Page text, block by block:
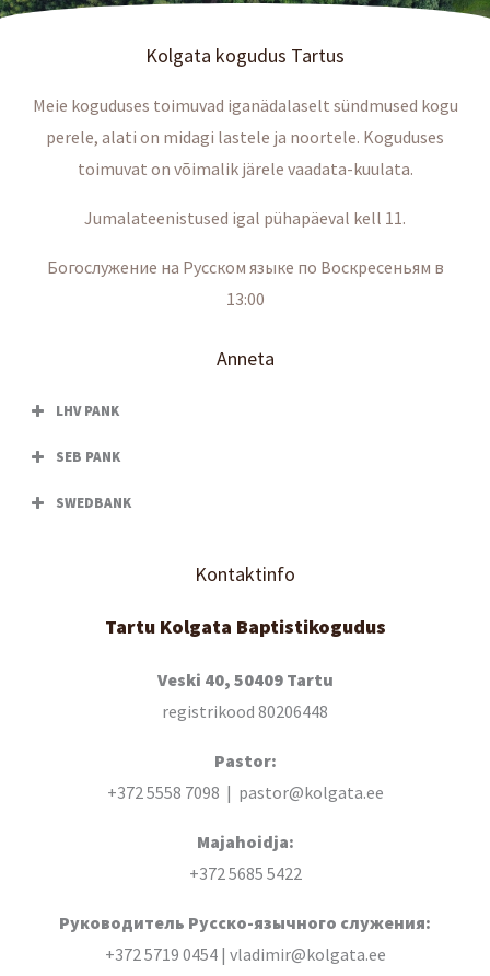
Kolgata kogudus Tartus
Meie koguduses toimuvad iganädalaselt sündmused kogu
perele, alati on midagi lastele ja noortele. Koguduses
toimuvat on võimalik järele vaadata-kuulata.
Jumalateenistused igal pühapäeval kell 11.
Богослужение на Русском языке по Воскресеньям в
13:00
Anneta
LHV PANK
SEB PANK
SWEDBANK
Kontaktinfo
Tartu Kolgata Baptistikogudus
Veski 40, 50409 Tartu
registrikood 80206448
Pastor:
+372 5558 7098 | pastor@kolgata.ee
Majahoidja:
+372 5685 5422
Руководитель Русско-язычного служения:
+372 5719 0454 | vladimir@kolgata.ee